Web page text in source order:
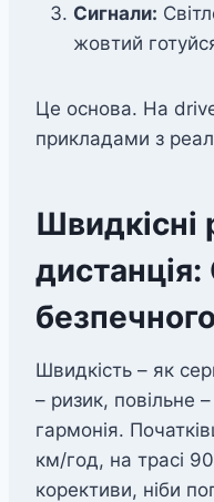
Сигнали:
жовтий
Це основа. На
прикладами з
Швидкість – як
– ризик, повільне
гармонія.
км/год, на трасі
корективи, ніби